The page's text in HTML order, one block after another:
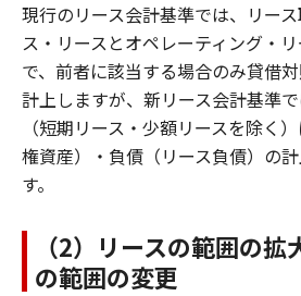
現行のリース会計基準では、リー
ス・リースとオペレーティング・
で、前者に該当する場合のみ貸借
計上しますが、新リース会計基準
（短期リース・少額リースを除く
権資産）・負債（リース負債）の
す。
（2）リースの範囲の
の範囲の変更